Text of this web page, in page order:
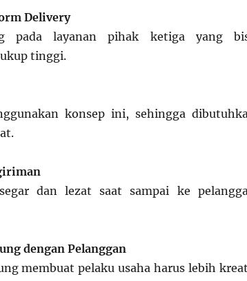
Delivery
pada layanan pihak ketiga yang
tinggi.
konsep ini, sehingga
dan lezat saat sampai ke
dengan Pelanggan
membuat pelaku usaha harus lebih